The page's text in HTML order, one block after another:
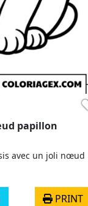
papillon
avec un joli nœud
PRINT